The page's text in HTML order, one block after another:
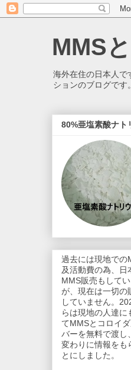
MMS
海外在住の日本人で
ションのブログです。
80%亜塩素酸ナト
過去には現地での
及活動費の為、日
MMS販売もして
が、現在は一切の
していません。
らは現地の人達に
てMMSとコロイ
バーを無料で渡し
変わりに情報をも
とにしました。